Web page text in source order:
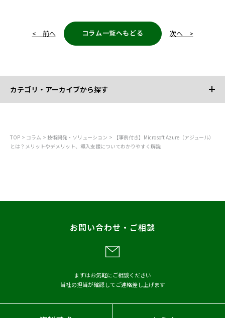
カテゴリ・アーカイブから探す
すべて
2026年 2025年
2024年
2023年
2022年 2021年
< 前へ コラム一覧へもどる 次へ >
TOP コラム 技術開発・ソリューション
【事例付き】Microsoft Azure（アジュール）
とは？メリットやデメリット、導入支援についてわかりやすく解説
お問い合わせ・ご相談
まずはお気軽にご相談ください
当社の担当が確認してご連絡差し上げます